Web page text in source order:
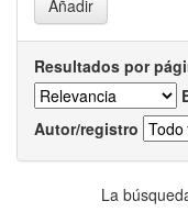
Resultados por
Autor/registro
La